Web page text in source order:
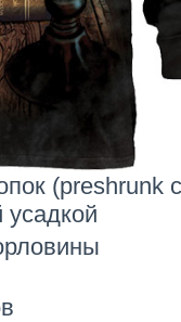
(preshrunk
усадкой